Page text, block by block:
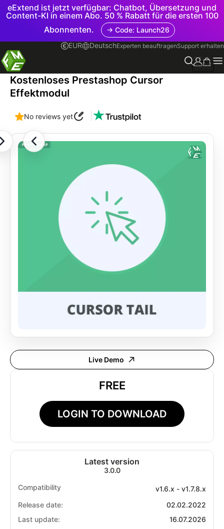
eExtend ist jetzt verfügbar: Chatbot, Übersetzung und
Content-KI in einem Abo. 50 % Rabatt für die ersten 100
Abonnenten.
→ Code: Launch26
EUR
DeutschExperten beauftragenSupport erhalten
Live Demo
3.0.0
Kostenloses Prestashop Cursor
Effektmodul
No reviews yet
FREE
LOGIN TO DOWNLOAD
Latest version
3.0.0
Compatibility
v1.6.x - v1.7.8.x
Release date:
02.02.2022
Last update:
16.07.2026